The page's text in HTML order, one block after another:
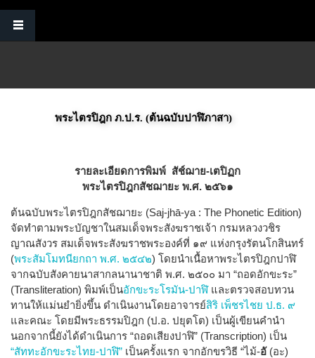
Skip to main content
พระไตรปิฎก ภ.ป.ร. (ต้นฉบับปาฬิภาสา)
รายละเอียดการพิมพ์ สัช์ฌาย-เตปิฏก
พระไตรปิฎกสัชฌายะ พ.ศ. ๒๕๖๑
ต้นฉบับพระไตรปิฎกสัชฌายะ (Saj-jhā-ya : The Phonetic Edition)
จัดทำตามพระบัญชาในสมเด็จพระสังฆราชเจ้า กรมหลวงวชิร
ญาณสังวร สมเด็จพระสังฆราชพระองค์ที่ ๑๙ แห่งกรุงรัตนโกสินทร์
(พระสัมโมทนียกถา พ.ศ. ๒๕๔๒) โดยนำเนื้อหาพระไตรปิฎกปาฬิ
จากฉบับสังคายนาสากลนานาชาติ พ.ศ. ๒๕๐๐ มา “ถอดอักขะระ”
(Transliteration) พิมพ์เป็นอักขะระโรมัน-ปาฬิและตรวจสอบทวน
ทานให้แม่นยำยิ่งขึ้น ดำเนินงานโดยอาจารย์สิริ เพ็ชรไชย ป.ธ. ๙
และคณะ โดยมีพระธรรมปิฎก (ป.อ. ปยุตโต) เป็นผู้เขียนคำนำ
นอกจากนี้ยังได้ดำเนินการ “ถอดเสียงปาฬิ” (Transcription) เป็น
“สัททะอักขะระไทย-ปาฬิ” เป็นครั้งแรก จากอักขรวิธี “ไม้-อั(อะ)